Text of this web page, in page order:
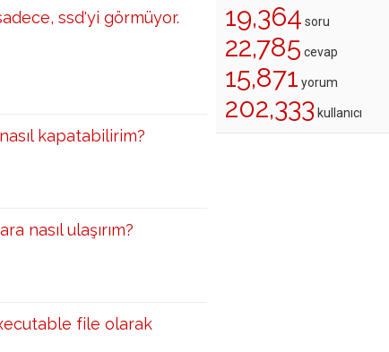
ssd'yi görmüyor.
kapatabilirim?
nasıl ulaşırım?
file olarak
19,364 soru
22,785 cevap
15,871 yorum
202,333 kullanıcı